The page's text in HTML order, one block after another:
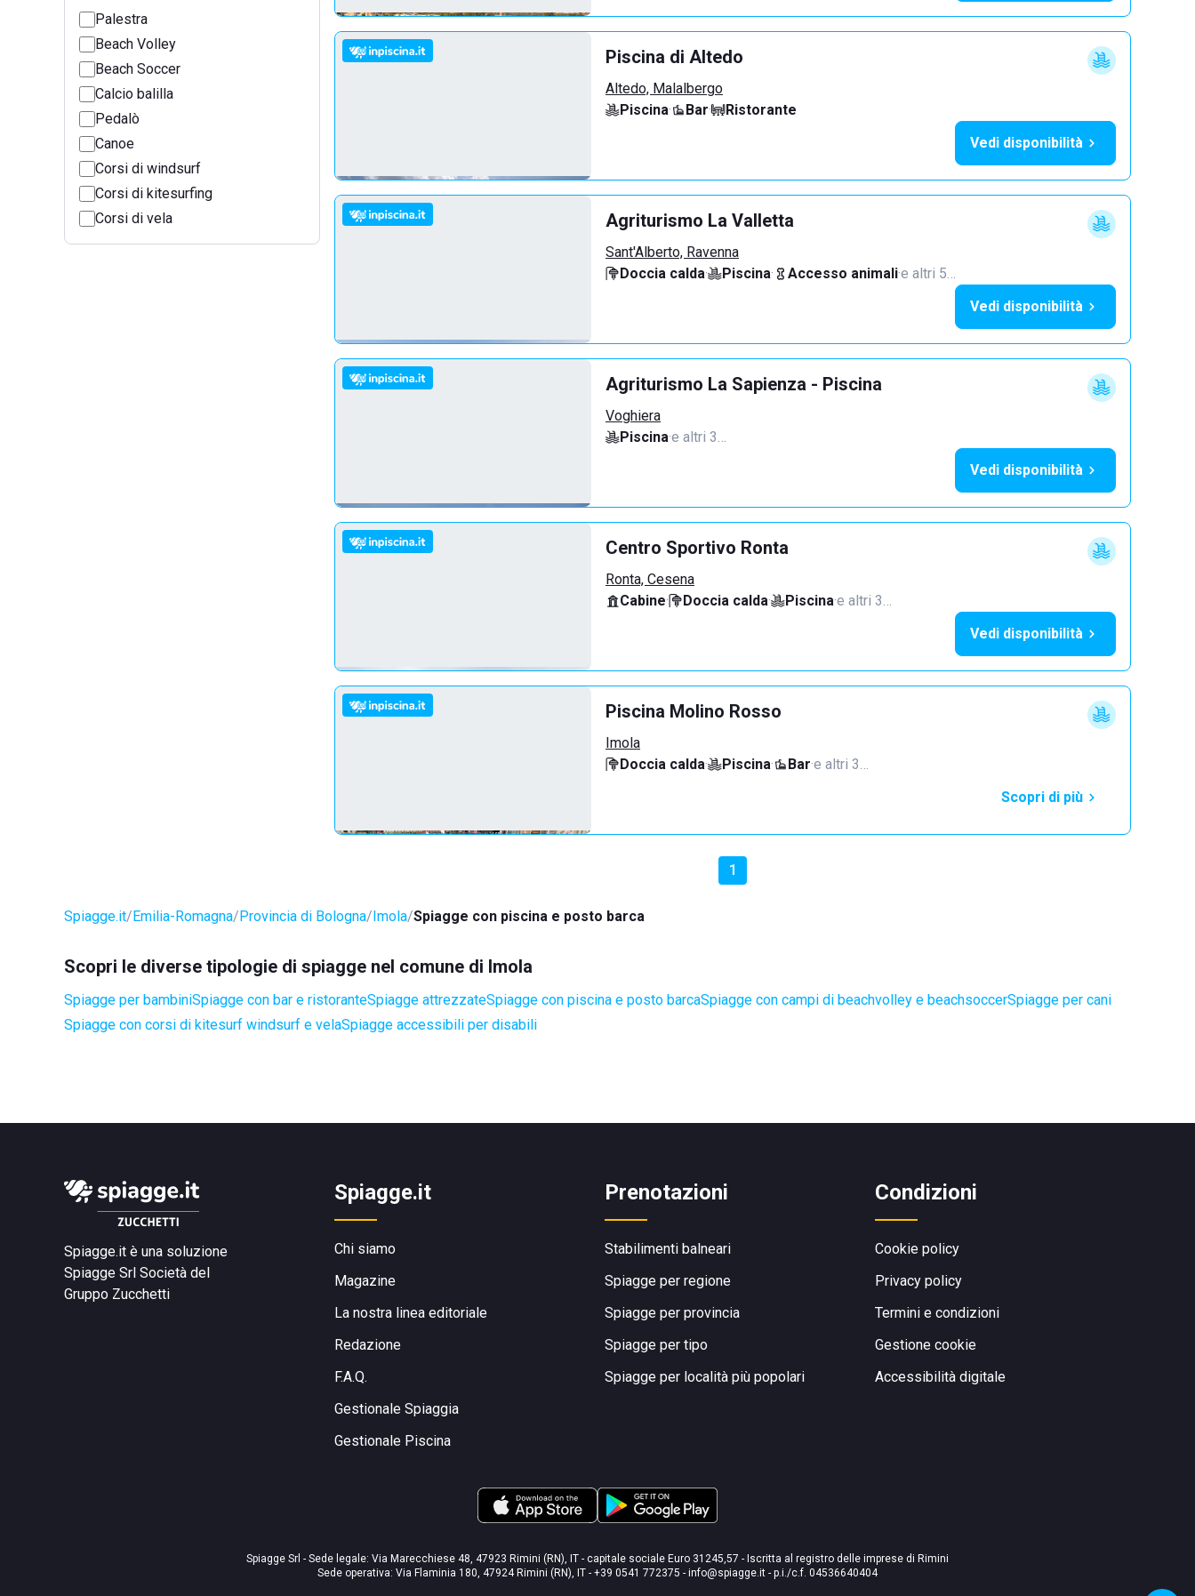
Palestra
Beach Volley
Beach Soccer
Calcio balilla
Pedalò
Canoe
Corsi di windsurf
Corsi di kitesurfing
Corsi di vela
Piscina di Altedo
Altedo, Malalbergo
Piscina· Bar·
Ristorante
Vedi disponibilità
Agriturismo La Valletta
Sant'Alberto, Ravenna
Doccia calda· Piscina· Accesso animali·e altri 5…
Vedi disponibilità
Agriturismo La Sapienza - Piscina
Voghiera
Piscina·e altri 3…
Vedi disponibilità
Centro Sportivo Ronta
Ronta, Cesena
Cabine· Doccia calda· Piscina·e altri 3…
Vedi disponibilità
Piscina Molino Rosso
Imola
Doccia calda· Piscina· Bar·e altri 3…
Scopri di più
1
Spiagge.it Emilia-Romagna Provincia di Bologna Imola Spiagge con piscina e posto barca
Scopri le diverse tipologie di spiagge nel comune di Imola
Spiagge per bambiniSpiagge con bar e ristoranteSpiagge attrezzateSpiagge con piscina e posto barcaSpiagge con campi di beachvolley e beachsoccerSpiagge per cani
Spiagge con corsi di kitesurf windsurf e velaSpiagge accessibili per disabili
Spiagge.it è una soluzione
Spiagge Srl Società del
Gruppo Zucchetti
Spiagge.it
Chi siamo
Magazine
La nostra linea editoriale
Redazione
F.A.Q.
Gestionale Spiaggia
Gestionale Piscina
Prenotazioni
Stabilimenti balneari
Spiagge per regione
Spiagge per provincia
Spiagge per tipo
Spiagge per località più popolari
Condizioni
Cookie policy
Privacy policy
Termini e condizioni
Gestione cookie
Accessibilità digitale
Spiagge Srl - Sede legale: Via Marecchiese 48, 47923 Rimini (RN), IT - capitale sociale Euro 31245,57 - Iscritta al registro delle imprese di Rimini
Sede operativa: Via Flaminia 180, 47924 Rimini (RN), IT - +39 0541 772375 - info@spiagge.it - p.i./c.f. 04536640404